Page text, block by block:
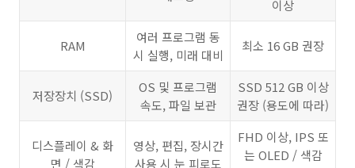
이상
RAM
여러 프로그램 동
시 실행, 미래 대비
최소 16 GB 권장
저장장치 (SSD)
OS 및 프로그램
속도, 파일 보관
SSD 512 GB 이상
권장 (용도에 따라)
디스플레이 & 화
면 / 색감
영상, 편집, 장시간
사용 시 눈 피로도
FHD 이상, IPS 또
는 OLED / 색감